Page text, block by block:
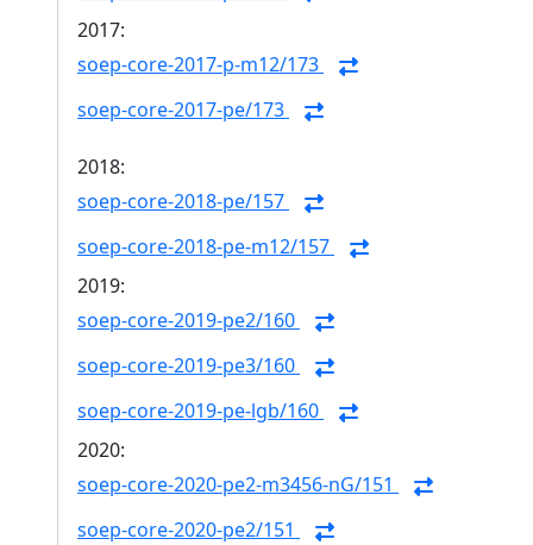
2017:
soep-core-2017-p-m12/173
soep-core-2017-pe/173
2018:
soep-core-2018-pe/157
soep-core-2018-pe-m12/157
2019:
soep-core-2019-pe2/160
soep-core-2019-pe3/160
soep-core-2019-pe-lgb/160
2020:
soep-core-2020-pe2-m3456-nG/151
soep-core-2020-pe2/151